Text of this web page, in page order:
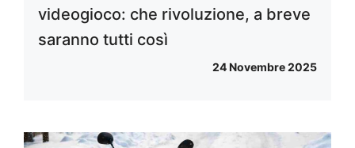
videogioco: che rivoluzione, a breve
saranno tutti così
24 Novembre 2025